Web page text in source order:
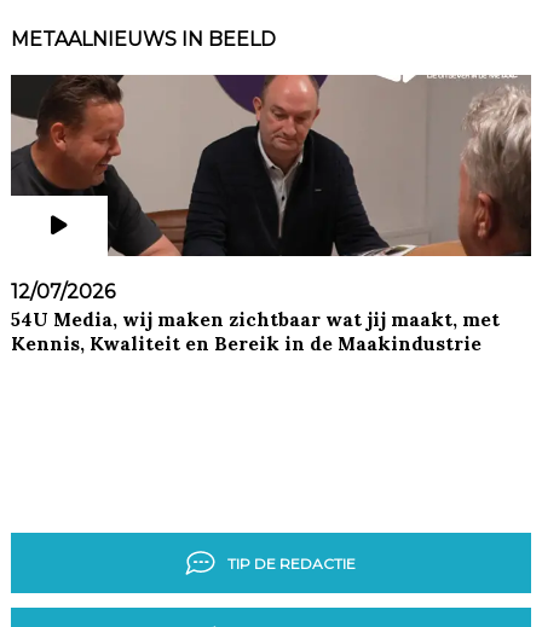
METAALNIEUWS IN BEELD
12/07/2026
54U Media, wij maken zichtbaar wat jij maakt, met
Kennis, Kwaliteit en Bereik in de Maakindustrie
TIP DE REDACTIE